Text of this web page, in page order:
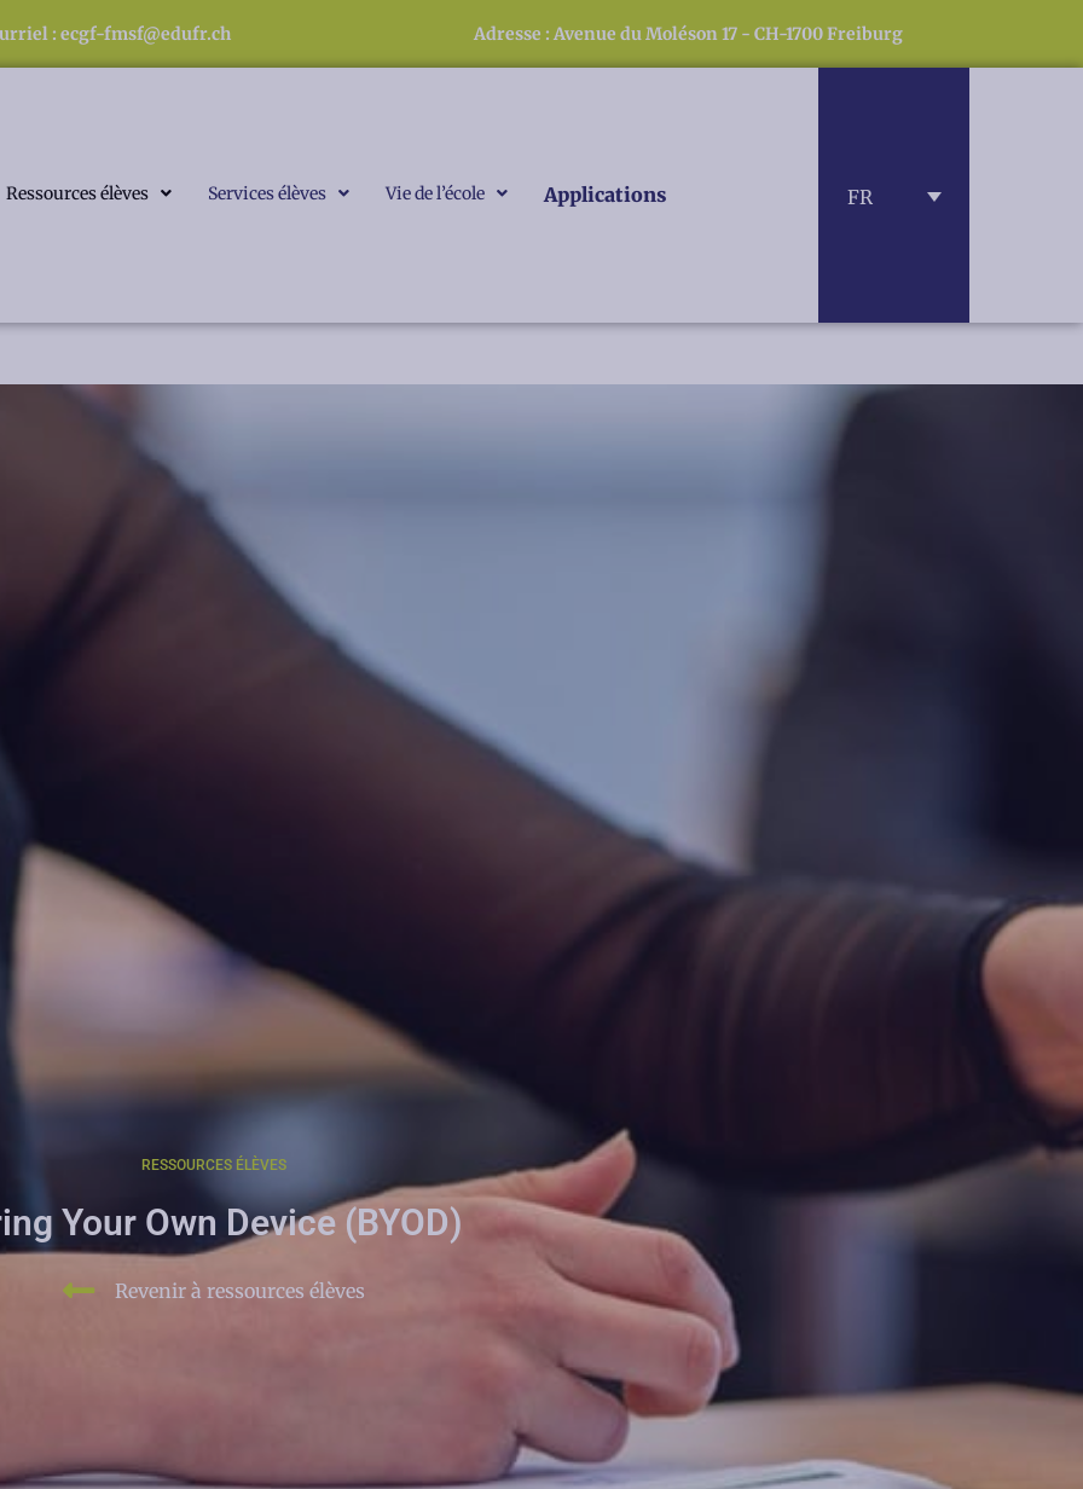
: ecgf-fmsf@edufr.ch Adresse : Avenue du Moléson 17 - CH-1700 Freiburg
Ressources élèves Services élèves Vie de l’école Applications FR
RESSOURCES ÉLÈVES
Your Own Device (BYOD)
Revenir à ressources élèves